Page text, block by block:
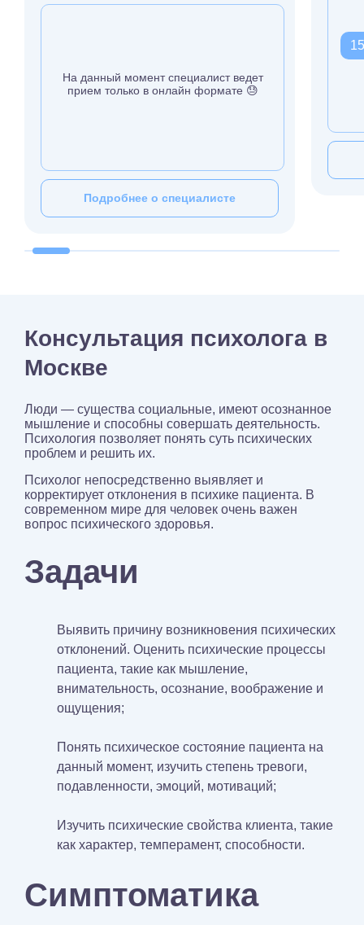
На данный момент специалист ведет
прием только в онлайн формате 😓
Подробнее о специалисте
Консультация психолога в
Москве
Люди — существа социальные, имеют осознанное
мышление и способны совершать деятельность.
Психология позволяет понять суть психических
проблем и решить их.
Психолог непосредственно выявляет и
корректирует отклонения в психике пациента. В
современном мире для человек очень важен
вопрос психического здоровья.
Задачи
Выявить причину возникновения психических
отклонений. Оценить психические процессы
пациента, такие как мышление,
внимательность, осознание, воображение и
ощущения;
Понять психическое состояние пациента на
данный момент, изучить степень тревоги,
подавленности, эмоций, мотиваций;
Изучить психические свойства клиента, такие
как характер, темперамент, способности.
Симптоматика